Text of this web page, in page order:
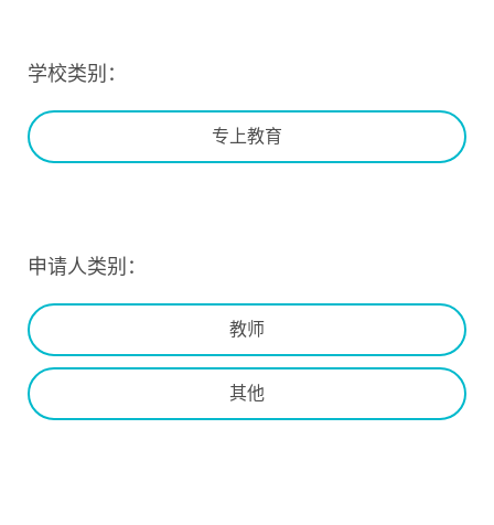
学校类别：
专上教育
申请人类别：
教师
其他